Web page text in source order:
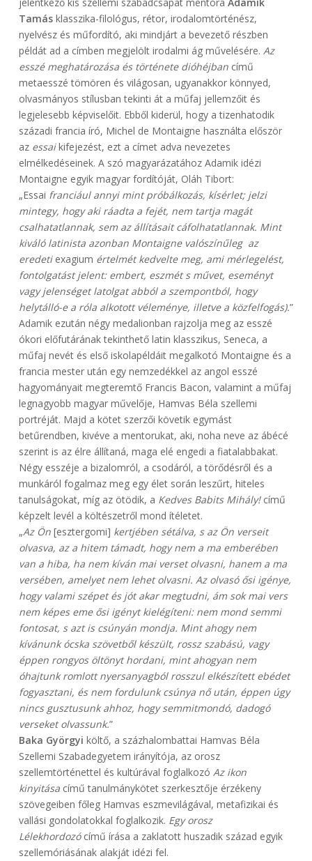
Tamásklasszika-filológus, rétor, irodalomtörténész,
nyelvész és műfordító, aki mindjárt a bevezető részben
példát ad a címben megjelölt irodalmi ág művelésére. Az
esszé meghatározása és története dióhéjbancímű
metaesszé tömören és világosan, ugyanakkor könnyed,
olvasmányos stílusban tekinti át a műfaj jellemzőit és
legjelesebb képviselőit. Ebből kiderül, hogy a tizenhatodik
századi francia író, Michel de Montaigne használta először
az essaikifejezést, ezt a címet adva nevezetes
elmélkedéseinek. A szó magyarázatához Adamik idézi
Montaigne egyik magyar fordítóját, Oláh Tibort:
„Essai franciául annyi mint próbálkozás, kísérlet; jelzi
mintegy, hogy aki ráadta a fejét, nem tartja magát
csalhatatlannak, sem az állításait cáfolhatatlannak. Mint
kiváló latinista azonban Montaigne valószínűleg az
eredeti exagium értelmét kedvelte meg, ami mérlegelést,
fontolgatást jelent: embert, eszmét s művet, eseményt
vagy jelenséget latolgat abból a szempontból, hogy
helytálló-e a róla alkotott véleménye, illetve a közfelfogás).”
Adamik ezután négy medalionban rajzolja meg az esszé
ókori előfutárának tekinthető latin klasszikus, Seneca, a
műfaj nevét és első iskolapéldáit megalkotó Montaigne és a
francia mester után egy nemzedékkel az angol esszé
hagyományait megteremtő Francis Bacon, valamint a műfaj
legnagyobb magyar művelője, Hamvas Béla szellemi
portréját. Majd a kötet szerzői követik egymást
betűrendben, kivéve a mentorukat, aki, noha neve az ábécé
szerint is az élre állítaná, maga elé engedi a fiatalabbakat.
Négy esszéje a bizalomról, a csodáról, a törődésről és a
munkáról fogalmaz meg egy élet során leszűrt, hiteles
tanulságokat, míg az ötödik, a Kedves Babits Mihály! című
képzelt levél a költészetről mond ítéletet.
„Az Ön [esztergomi] kertjében sétálva, s az Ön verseit
olvasva, az a hitem támadt, hogy nem a ma emberében
van a hiba, ha nem kíván mai verset olvasni, hanem a ma
versében, amelyet nem lehet olvasni. Az olvasó ősi igénye,
hogy valami szépet és jót akar megtudni, ám sok mai vers
nem képes eme ősi igényt kielégíteni: nem mond semmi
fontosat, s azt is csúnyán mondja. Mint ahogy nem
kívánunk ócska szövetből készült, rossz szabású, vagy
éppen rongyos öltönyt hordani, mint ahogyan nem
óhajtunk romlott nyersanyagból rosszul elkészített ebédet
fogyasztani, és nem fordulunk csúnya nő után, éppen úgy
nincs gusztusunk ahhoz, hogy semmitmondó, dadogó
verseket olvassunk.”
Baka Györgyi költő, a százhalombattai Hamvas Béla
Szellemi Szabadegyetem irányítója, az orosz
szellemtörténettel és kultúrával foglalkozó Az ikon
kinyitásacímű tanulmánykötet szerkesztője érzékeny
szövegeiben főleg Hamvas eszmevilágával, metafizikai és
vallási gondolatokkal foglalkozik. Egy orosz
Lélekhordozócímű írása a zaklatott huszadik század egyik
szellemóriásának alakját idézi fel.